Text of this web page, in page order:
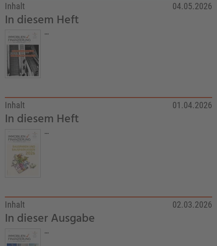
Inhalt 04.05.2026
In diesem Heft
...
Inhalt 01.04.2026
In diesem Heft
...
Inhalt 02.03.2026
In dieser Ausgabe
...